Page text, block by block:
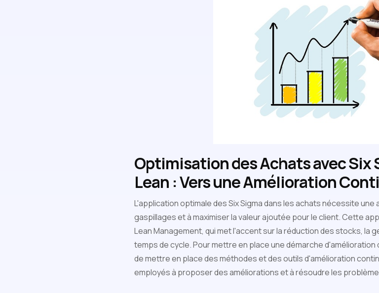
Optimisation des Achats avec Six
Lean : Vers une Amélioration
L'application optimale des Six Sigma dans les achats nécessite une
gaspillages et à maximiser la valeur ajoutée pour le client. Cette
Lean Management, qui met l'accent sur la réduction des stocks, la
temps de cycle. Pour mettre en place une démarche
de mettre en place des méthodes et des outils d'amélioration
employés à proposer des améliorations et à résoudre les